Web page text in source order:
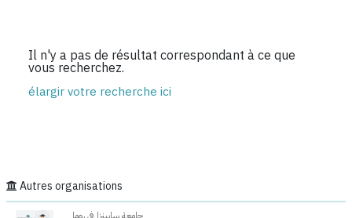
Il n'y a pas de résultat correspondant à ce que
vous recherchez.
élargir votre recherche ici
Autres organisations